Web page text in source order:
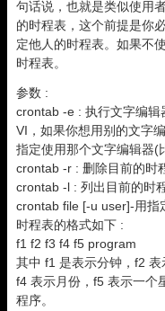
句话说，也就是类似使用
的时程表，这个前提是你
定他人的时程表。如果不
时程表。
参数 :
crontab -e : 执行文字编辑
VI，如果你想用别的文字
指定使用那个文字编辑器(
crontab -r : 删除目前的时
crontab -l : 列出目前的时
crontab file [-u user]-用指
时程表的格式如下 :
f1 f2 f3 f4 f5 program
其中 f1 是表示分钟，f2 表
f4 表示月份，f5 表示一个
程序。